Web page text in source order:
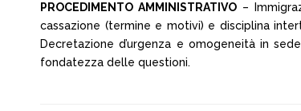
PROCEDIMENTO AMMINISTRATIVO–
cassazione (termine e motivi) e disciplina
Decretazione d’urgenza e omogeneità in
fondatezza delle questioni.